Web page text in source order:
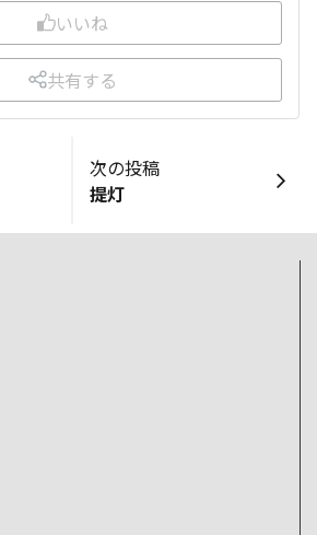
いいね
共有する
次の投稿
提灯